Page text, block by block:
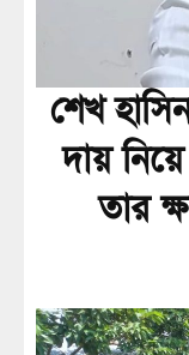
শেখ
দায়
তার